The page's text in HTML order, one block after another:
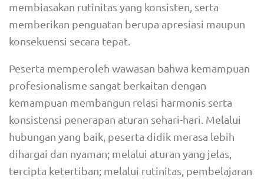
membiasakan rutinitas yang konsisten, serta
memberikan penguatan berupa apresiasi maupun
konsekuensi secara tepat.
Peserta memperoleh wawasan bahwa kemampuan
profesionalisme sangat berkaitan dengan
kemampuan membangun relasi harmonis serta
konsistensi penerapan aturan sehari-hari. Melalui
hubungan yang baik, peserta didik merasa lebih
dihargai dan nyaman; melalui aturan yang jelas,
tercipta ketertiban; melalui rutinitas, pembelajaran